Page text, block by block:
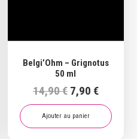
Belgi’Ohm – Grignotus
50 ml
14,90€ Le
prix
initial
était :
7,90 €Le
prix
actuel
est :
Ajouter au panier